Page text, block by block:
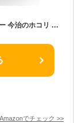
【4個セット】 THE MAGIC HOUR マジックアワー 今治のホコリ 着火剤 20分燃焼 付属ケース付き 火起こし 焚き火 バーベキュー BBQ キャンプ ファイヤースターター
Amazonでチェック >>